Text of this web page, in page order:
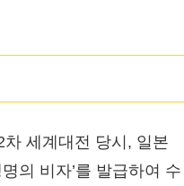
세계대전 당시, 일본
의 비자’를 발급하여 수